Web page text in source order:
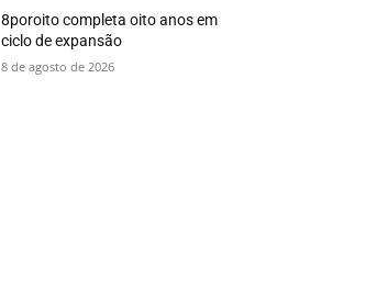
8poroito completa oito anos em
ciclo de expansão
8 de agosto de 2026